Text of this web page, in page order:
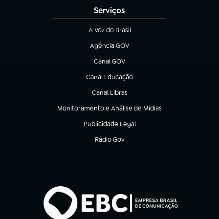
Serviços
A Voz do Brasil
(abre em nova aba)
Agência GOV
(abre em nova aba)
Canal GOV
(abre em nova aba)
Canal Educação
(abre em nova aba)
Canal Libras
(abre em nova aba)
Monitoramento e Análise de Mídias
(abre em nova aba)
Publicidade Legal
(abre em nova aba)
Rádio Gov
(abre em nova aba)